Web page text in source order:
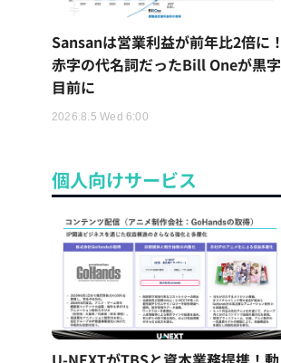
Sansanは営業利益が前年比2倍に！
赤字の代名詞だったBill Oneが黒字
目前に
2026.8.5 Wed 6:00
個人向けサービス